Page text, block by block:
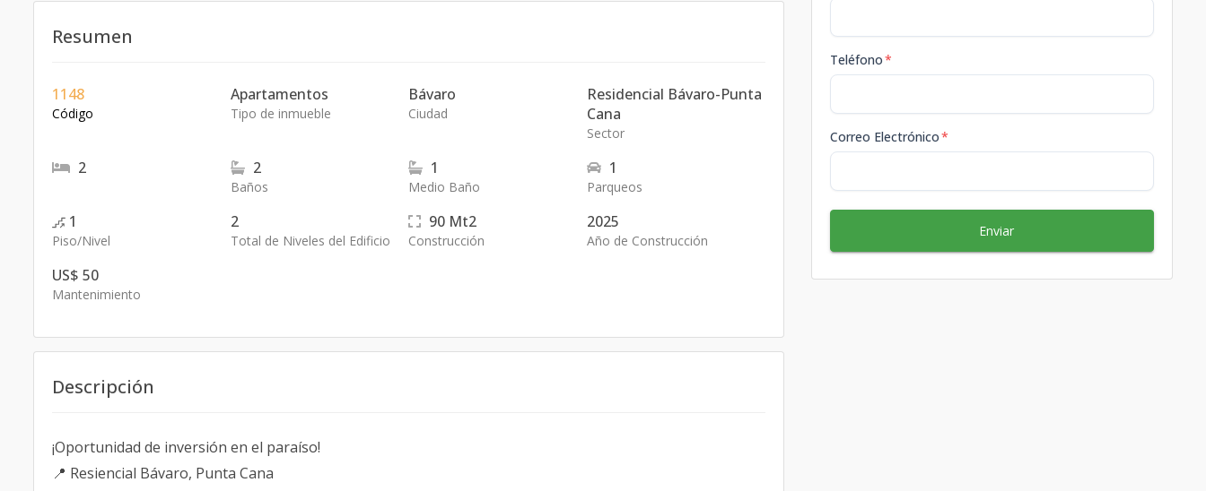
Resumen
1148
Código
Apartamentos
Tipo de inmueble
Bávaro
Ciudad
Residencial Bávaro-Punta
Cana
Sector
2 2
Baños
1
Medio Baño
1
Parqueos
1
Piso/Nivel
2
Total de Niveles del Edificio
90 Mt2
Construcción
2025
Año de Construcción
US$ 50
Mantenimiento
Descripción
¡Oportunidad de inversión en el paraíso!
📍 Resiencial Bávaro, Punta Cana
Teléfono*
Correo Electrónico*
Enviar